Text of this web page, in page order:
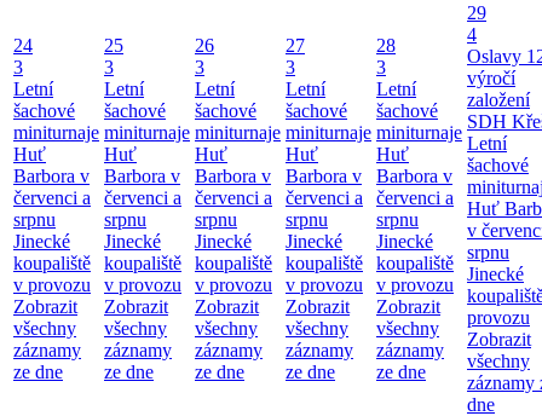
24
3
Letní
šachové
miniturnaje
Huť
Barbora v
červenci a
srpnu
Jinecké
koupaliště
v provozu
Zobrazit
všechny
záznamy
ze dne
25
3
Letní
šachové
miniturnaje
Huť
Barbora v
červenci a
srpnu
Jinecké
koupaliště
v provozu
Zobrazit
všechny
záznamy
ze dne
26
3
Letní
šachové
miniturnaje
Huť
Barbora v
červenci a
srpnu
Jinecké
koupaliště
v provozu
Zobrazit
všechny
záznamy
ze dne
27
3
Letní
šachové
miniturnaje
Huť
Barbora v
červenci a
srpnu
Jinecké
koupaliště
v provozu
Zobrazit
všechny
záznamy
ze dne
28
3
Letní
šachové
miniturnaje
Huť
Barbora v
červenci a
srpnu
Jinecké
koupaliště
v provozu
Zobrazit
všechny
záznamy
ze dne
29
4
Oslavy
výročí
založení
SDH
Letní
šachové
Huť
v
srpnu
Jinecké
provozu
Zobrazit
všechny
záznamy
dne